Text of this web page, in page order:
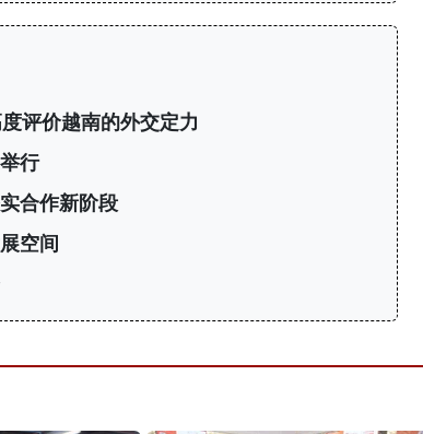
评价越南的外交定力
行
合作新阶段
空间